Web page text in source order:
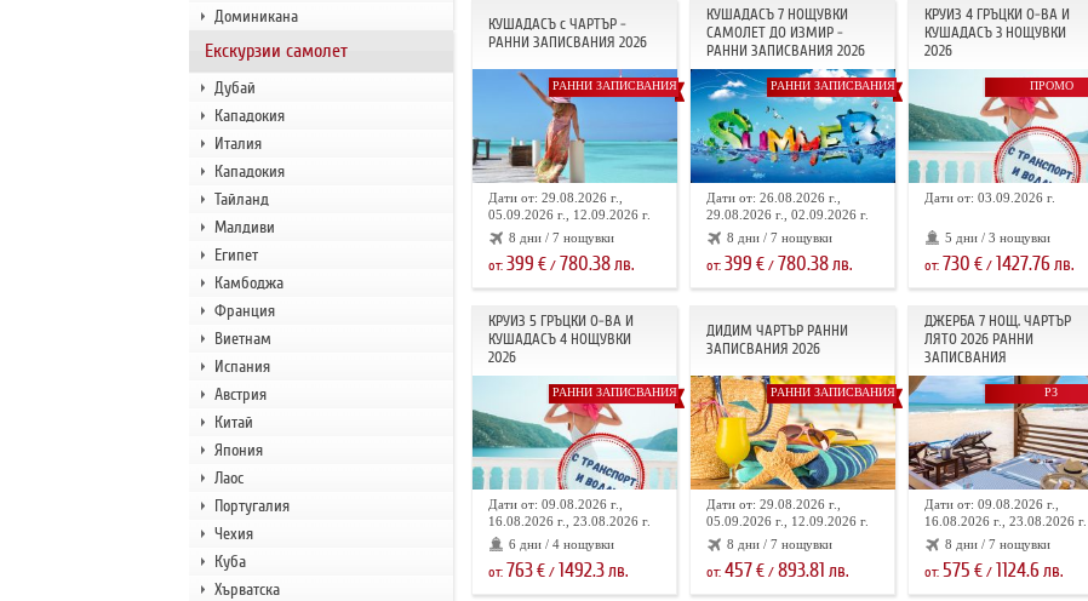
Доминикана
Екскурзии самолет
Дубай
Кападокия
Италия
Кападокия
Тайланд
Малдиви
Египет
Камбоджа
Франция
Виетнам
Испания
Австрия
Китай
Япония
Лаос
Португалия
Чехия
Куба
Хърватска
КУШАДАСЪ с ЧАРТЪР -
РАННИ ЗАПИСВАНИЯ 2026
РАННИ ЗАПИСВАНИЯ
Дати от: 29.08.2026 г.,
05.09.2026 г., 12.09.2026 г.
8 дни / 7 нощувки
от: 399 €/ 780.38лв.
КУШАДАСЪ 7 НОЩУВКИ
САМОЛЕТ ДО ИЗМИР -
РАННИ ЗАПИСВАНИЯ 2026
РАННИ ЗАПИСВАНИЯ
Дати от: 26.08.2026 г.,
29.08.2026 г., 02.09.2026 г.
8 дни / 7 нощувки
от: 399 €/ 780.38лв.
КРУИЗ 4 ГРЪЦКИ О-ВА И
КУШАДАСЪ 3 НОЩУВКИ
2026
ПРОМО
Дати от: 03.09.2026 г.
5 дни / 3 нощувки
от: 730 €/ 1427.76лв.
КРУИЗ 5 ГРЪЦКИ О-ВА И
КУШАДАСЪ 4 НОЩУВКИ
2026
РАННИ ЗАПИСВАНИЯ
Дати от: 09.08.2026 г.,
16.08.2026 г., 23.08.2026 г.
6 дни / 4 нощувки
от: 763€/ 1492.3лв.
ДИДИМ ЧАРТЪР РАННИ
ЗАПИСВАНИЯ 2026
РАННИ ЗАПИСВАНИЯ
Дати от: 29.08.2026 г.,
05.09.2026 г., 12.09.2026 г.
8 дни / 7 нощувки
от: 457€/ 893.81 лв.
ДЖЕРБА 7 НОЩ. ЧАРТЪР
ЛЯТО 2026 РАННИ
ЗАПИСВАНИЯ
РЗ
Дати от: 09.08.2026 г.,
16.08.2026 г., 23.08.2026 г.
8 дни / 7 нощувки
от: 575 €/ 1124.6лв.